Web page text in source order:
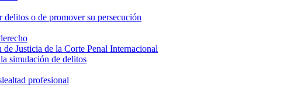
o de promover su persecución
Justicia de la Corte Penal Internacional
simulación de delitos
profesional